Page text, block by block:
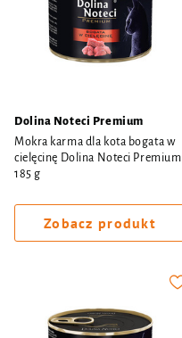
Dolina Noteci Premium
Mokra karma dla kota bogata w
cielęcinę Dolina Noteci Premium
185 g
Zobacz produkt